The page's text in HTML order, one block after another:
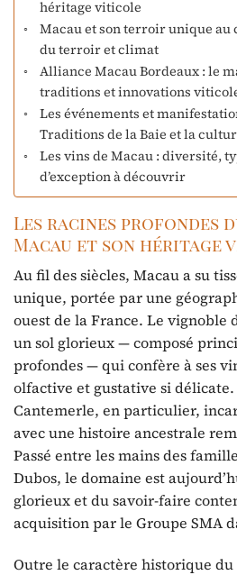
héritage viticole
Macau et son terroir unique au
du terroir et climat
Alliance Macau Bordeaux : le
traditions et innovations
Les événements et
Traditions de la Baie et la
Les vins de Macau : diversité,
d’exception à découvrir
Les racines profondes
Macau et son héritage
Au fil des siècles, Macau a su
unique, portée par une
ouest de la France. Le vignoble
un sol glorieux — composé
profondes — qui confère à ses
olfactive et gustative si délicate.
Cantemerle, en particulier,
avec une histoire ancestrale
Passé entre les mains des
Dubos, le domaine est
glorieux et du savoir-faire
acquisition par le Groupe SMA
Outre le caractère historique